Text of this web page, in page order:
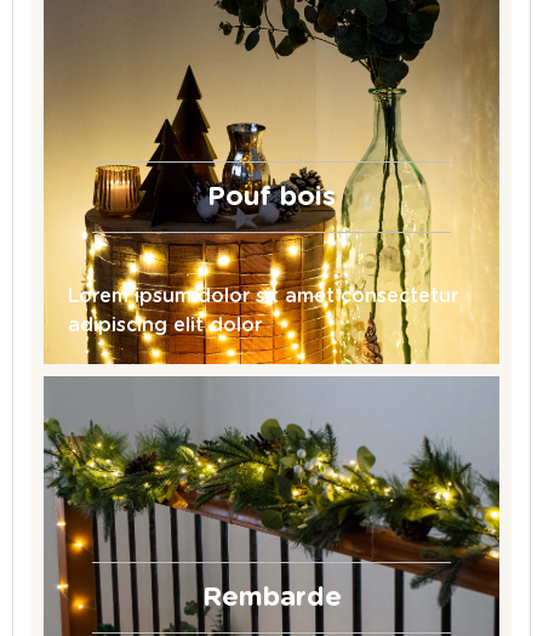
Pouf bois
Lorem ipsum dolor sit amet consectetur
adipiscing elit dolor
Rembarde